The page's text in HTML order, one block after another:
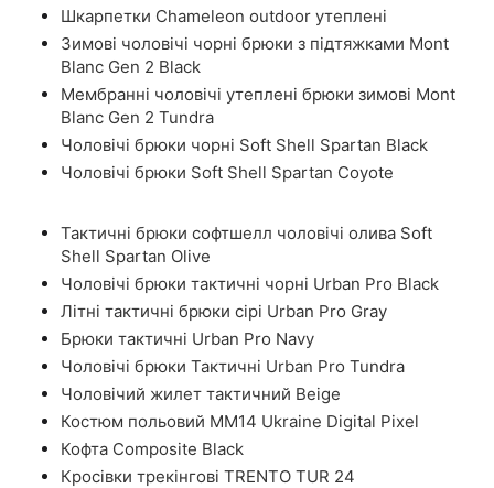
Шкарпетки Chameleon outdoor утеплені
Зимові чоловічі чорні брюки з підтяжками Mont
Blanc Gen 2 Black
Мембранні чоловічі утеплені брюки зимові Mont
Blanc Gen 2 Tundra
Чоловічі брюки чорні Soft Shell Spartan Black
Чоловічі брюки Soft Shell Spartan Coyote
Тактичні брюки софтшелл чоловічі олива Soft
Shell Spartan Olive
Чоловічі брюки тактичні чорні Urban Pro Black
Літні тактичні брюки сірі Urban Pro Gray
Брюки тактичні Urban Pro Navy
Чоловічі брюки Тактичні Urban Pro Tundra
Чоловічий жилет тактичний Beige
Костюм польовий ММ14 Ukraine Digital Pixel
Кофта Composite Black
Кросівки трекінгові TRENTO TUR 24